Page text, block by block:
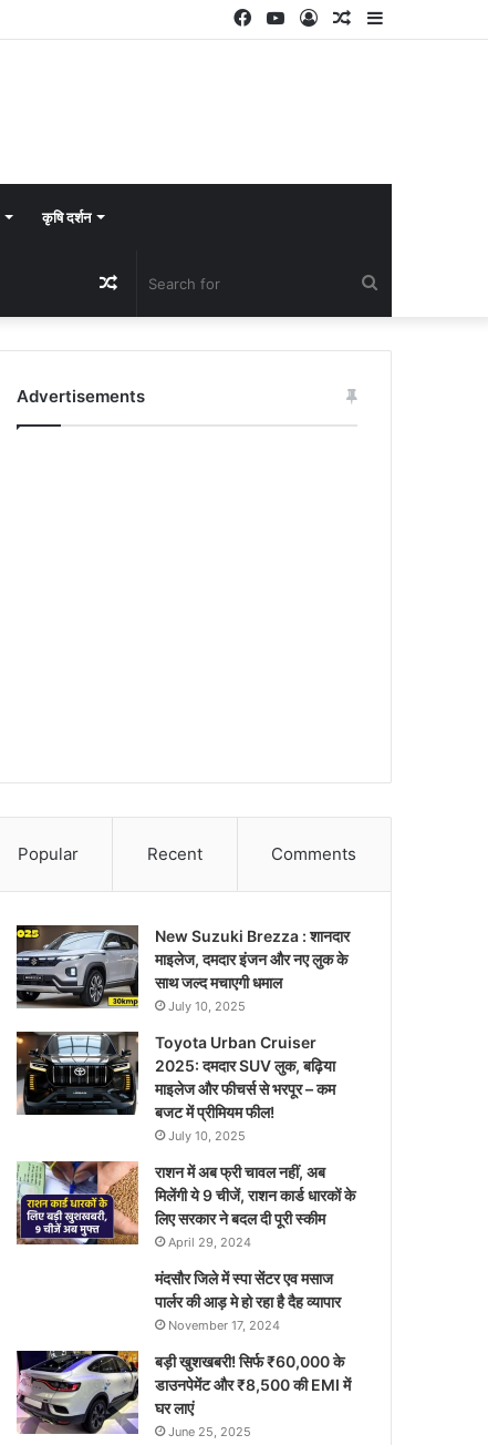
Sidebar
Random
Log
YouTube
Facebook
कृषि दर्शन
for
Random
Article
Advertisements
Popular Recent Comments
New Suzuki Brezza : शानदार
माइलेज, दमदार इंजन और नए लुक के
साथ जल्द मचाएगी धमाल
July 10, 2025
Toyota Urban Cruiser
2025: दमदार SUV लुक, बढ़िया
माइलेज और फीचर्स से भरपूर – कम
बजट में प्रीमियम फील!
July 10, 2025
राशन में अब फ्री चावल नहीं, अब
मिलेंगी ये 9 चीजें, राशन कार्ड धारकों के
लिए सरकार ने बदल दी पूरी स्कीम
April 29, 2024
मंदसौर जिले में स्पा सेंटर एव मसाज
पार्लर की आड़ मे हो रहा है दैह व्यापार
November 17, 2024
बड़ी खुशखबरी! सिर्फ ₹60,000 के
डाउनपेमेंट और ₹8,500 की EMI में
घर लाएं
June 25, 2025